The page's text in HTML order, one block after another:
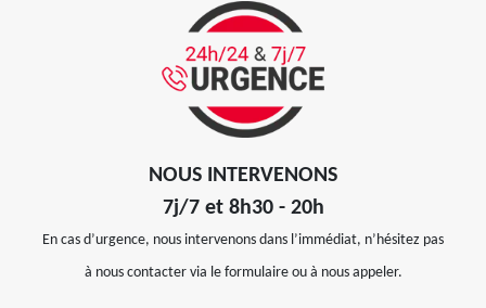
NOUS INTERVENONS
7j/7 et 8h30 - 20h
En cas d’urgence, nous intervenons dans l’immédiat, n’hésitez pas
à nous contacter via le formulaire ou à nous appeler.